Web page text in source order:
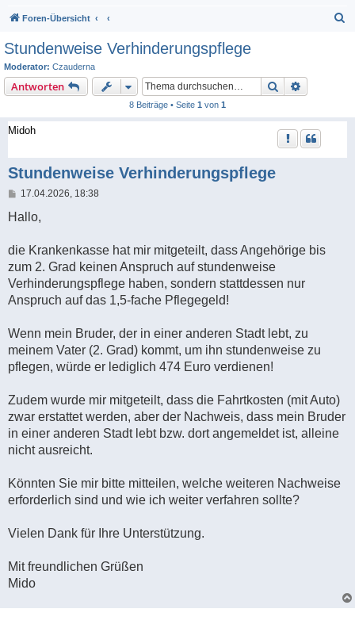
Foren-Übersicht
Stundenweise Verhinderungspflege
Moderator: Czauderna
Antworten Suche
8 Beiträge • Seite 1 von 1
Midoh
Stundenweise Verhinderungspflege
B
i
a
17.04.2026, 18:38
Hallo,
die Krankenkasse hat mir mitgeteilt, dass Angehörige bis
zum 2. Grad keinen Anspruch auf stundenweise
Verhinderungspflege haben, sondern stattdessen nur
Anspruch auf das 1,5-fache Pflegegeld!
Wenn mein Bruder, der in einer anderen Stadt lebt, zu
meinem Vater (2. Grad) kommt, um ihn stundenweise zu
pflegen, würde er lediglich 474 Euro verdienen!
Zudem wurde mir mitgeteilt, dass die Fahrtkosten (mit Auto)
zwar erstattet werden, aber der Nachweis, dass mein Bruder
in einer anderen Stadt lebt bzw. dort angemeldet ist, alleine
nicht ausreicht.
Könnten Sie mir bitte mitteilen, welche weiteren Nachweise
erforderlich sind und wie ich weiter verfahren sollte?
Vielen Dank für Ihre Unterstützung.
Mit freundlichen Grüßen
Mido